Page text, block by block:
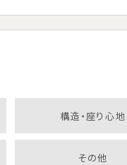
構造・座り心地
その他